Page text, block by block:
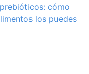
cómo
los puedes